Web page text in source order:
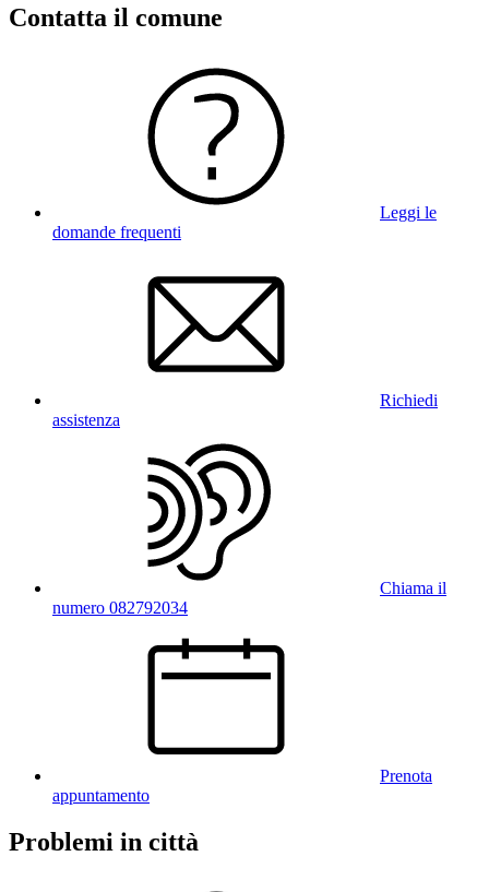
Contatta il comune
Leggi le
domande frequenti
Richiedi
assistenza
Chiama il
numero 082792034
Prenota
appuntamento
Problemi in città